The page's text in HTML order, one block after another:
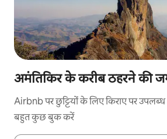
अमंतिकिर के करीब ठहरने की
Airbnb पर छुट्टियों के लिए किराए पर
बहुत कुछ बुक करें